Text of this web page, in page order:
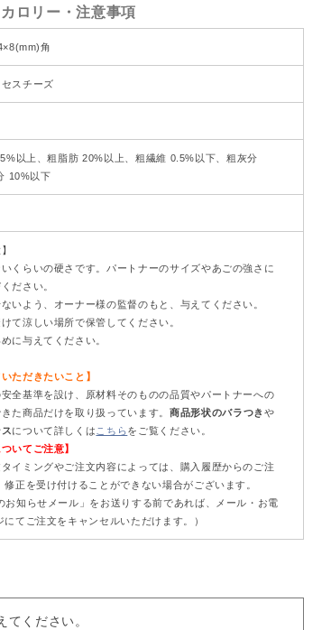
ロリー・注意事項
角
スチーズ
以上、粗脂肪 20%以上、粗繊維 0.5%以下、粗灰分
10%以下
いくらいの硬さです。パートナーのサイズやあごの強さに
ださい。
いよう、オーナー様の監督のもと、与えてください。
て涼しい場所で保管してください。
に与えてください。
ただきたいこと】
全基準を設け、原材料そのものの品質やパートナーへの
た商品だけを取り扱っています。 商品形状のバラつき や
について詳しくは こちらをご覧ください。
いてご注意】
イミングやご注文内容によっては、購入履歴からのご注
修正を受け付けることができない場合がございます。
お知らせメール」をお送りする前であれば、メール・お電
てご注文をキャンセルいただけます。）
てください。